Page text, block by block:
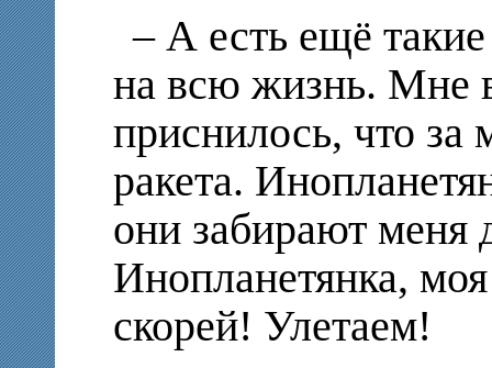
– А есть ещё
на всю жизнь. Мне
приснилось, что за
ракета.
они забирают меня
Инопланетянка,
скорей! Улетаем!